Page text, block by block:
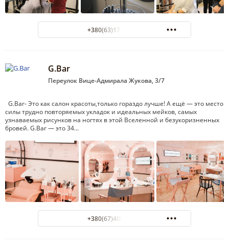
+380(63)171-13-13
G.Bar
Переулок Вице-Адмирала Жукова, 3/7
G.Bar- Это как салон красоты,только гораздо лучше! А ещё — это место
силы трудно повторяемых укладок и идеальных мейков, самых
узнаваемых рисунков на ногтях в этой Вселенной и безукоризненных
бровей. G.Bar — это 34…
+380(67)400-81-11